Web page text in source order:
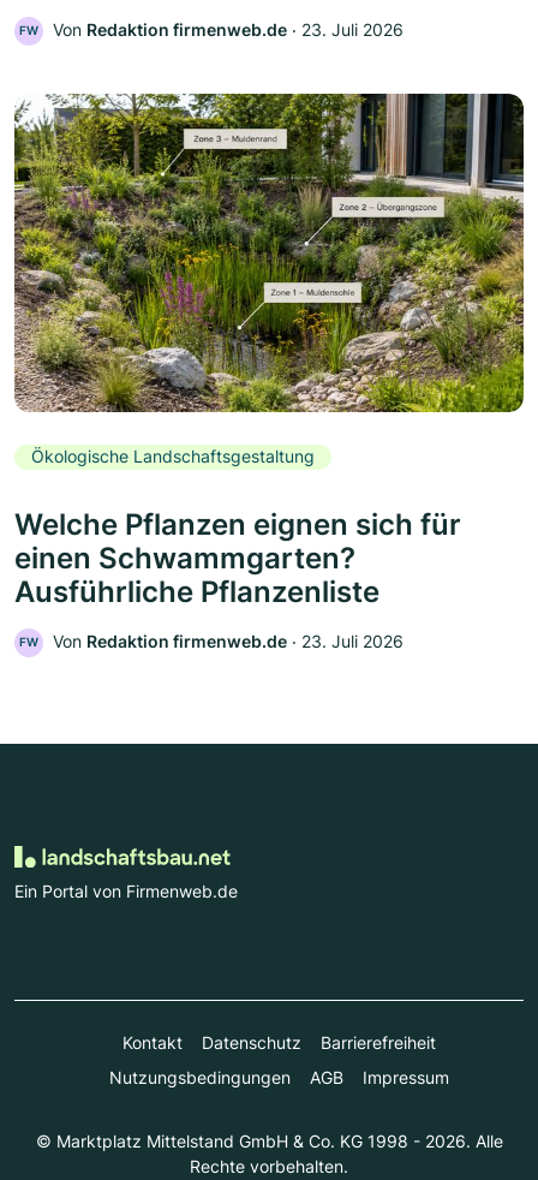
FW Von Redaktion firmenweb.de ‧ 23. Juli 2026
Ökologische Landschaftsgestaltung
Welche Pflanzen eignen sich für
einen Schwammgarten?
Ausführliche Pflanzenliste
FW Von Redaktion firmenweb.de ‧ 23. Juli 2026
Ein Portal von Firmenweb.de
Kontakt Datenschutz
Barrierefreiheit
Nutzungsbedingungen
AGB Impressum
© Marktplatz Mittelstand GmbH & Co. KG 1998 - 2026. Alle
Rechte vorbehalten.